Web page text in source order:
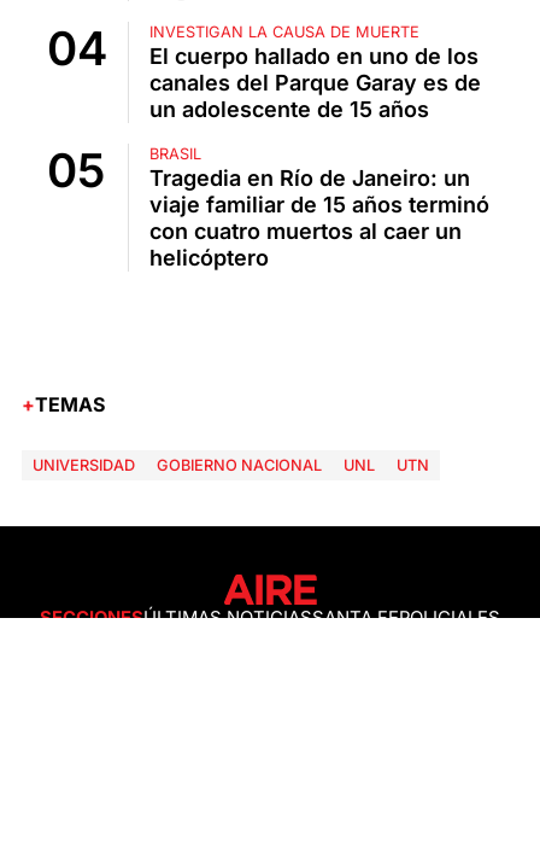
INVESTIGAN LA CAUSA DE MUERTE
El cuerpo hallado en uno de los
canales del Parque Garay es de
un adolescente de 15 años
BRASIL
Tragedia en Río de Janeiro: un
viaje familiar de 15 años terminó
con cuatro muertos al caer un
helicóptero
TEMAS
UNIVERSIDAD GOBIERNO NACIONAL UNL UTN
SECCIONESÚLTIMAS NOTICIASSANTA FEPOLICIALES